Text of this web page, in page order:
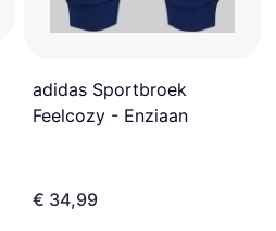
adidas Sportbroek
Feelcozy - Enziaan
€ 34,99